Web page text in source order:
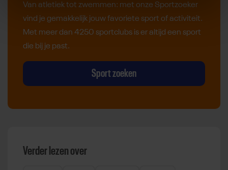
Van atletiek tot zwemmen: met onze Sportzoeker
vind je gemakkelijk jouw favoriete sport of activiteit.
Met meer dan 4250 sportclubs is er altijd een sport
die bij je past.
Sport zoeken
Verder lezen over